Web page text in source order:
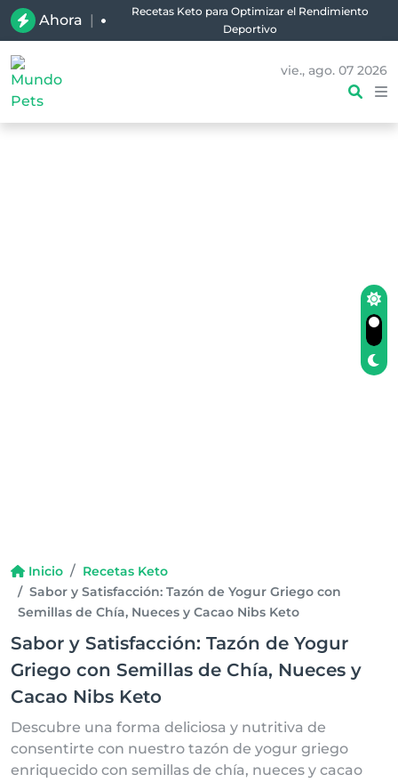
Ahora |
Recetas Keto para Optimizar el Rendimiento
Deportivo
vie., ago. 07 2026
Inicio
Recetas Keto
Sabor y Satisfacción: Tazón de Yogur Griego con
Semillas de Chía, Nueces y Cacao Nibs Keto
Sabor y Satisfacción: Tazón de Yogur
Griego con Semillas de Chía, Nueces y
Cacao Nibs Keto
Descubre una forma deliciosa y nutritiva de
consentirte con nuestro tazón de yogur griego
enriquecido con semillas de chía, nueces y cacao